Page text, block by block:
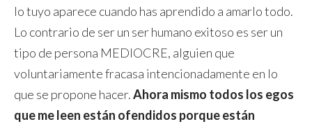
lo tuyo aparece cuando has aprendido a amarlo todo.
Lo contrario de ser un ser humano exitoso es ser un
tipo de persona MEDIOCRE, alguien que
voluntariamente fracasa intencionadamente en lo
que se propone hacer.Ahora mismo todos los egos
que me leen están ofendidos porque están